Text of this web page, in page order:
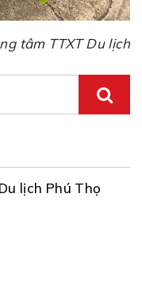
tâm TTXT Du lịch
lịch Phú Thọ